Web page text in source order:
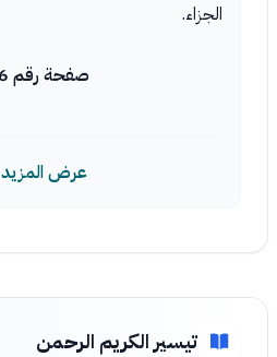
الجزاء.
صفحة رقم 206
عرض المزيد
تيسير الكريم الرحمن